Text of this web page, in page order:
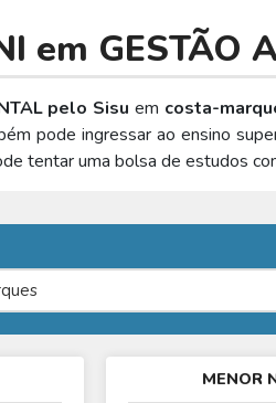
em GESTÃO
pelo Sisu em costa-
pode ingressar ao ensino
tentar uma bolsa de estudos
MENOR